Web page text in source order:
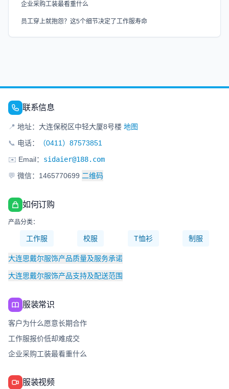
企业采购工装最看重什么
员工穿上就抱怨？这5个细节决定了工作服寿命
联系信息
📍 地址：大连保税区中轻大厦8号楼 地图
📞 电话：
（0411）87573851
✉️ Email： sidaier@188.com
💬 微信：1465770699 二维码
如何订购
产品分类：
工作服 校服 T恤衫 制服
大连思戴尔服饰产品质量及服务承诺
大连思戴尔服饰产品支持及配送范围
服装常识
客户为什么愿意长期合作
工作服报价低却难成交
企业采购工装最看重什么
服装视频